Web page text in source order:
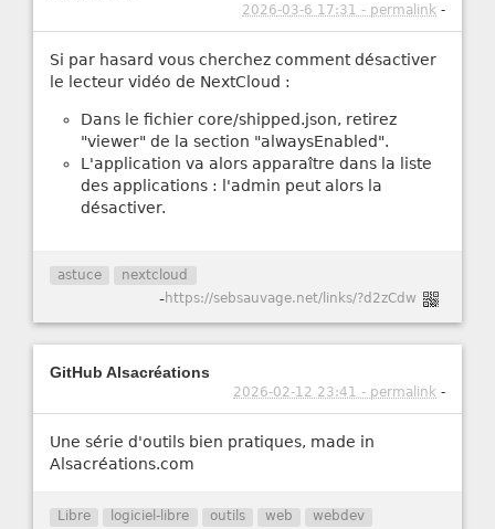
2026-03-6 17:31 - permalink -
Si par hasard vous cherchez comment désactiver
le lecteur vidéo de NextCloud :
Dans le fichier core/shipped.json, retirez
"viewer" de la section "alwaysEnabled".
L'application va alors apparaître dans la liste
des applications : l'admin peut alors la
désactiver.
astuce nextcloud
-https://sebsauvage.net/links/?d2zCdw
GitHub Alsacréations
2026-02-12 23:41 - permalink -
Une série d'outils bien pratiques, made in
Alsacréations.com
Libre logiciel-libre outils web webdev